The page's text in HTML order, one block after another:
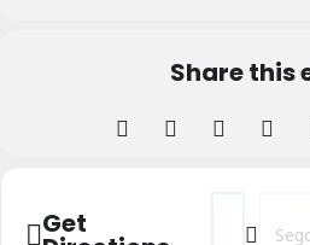
Share this
Get Address -